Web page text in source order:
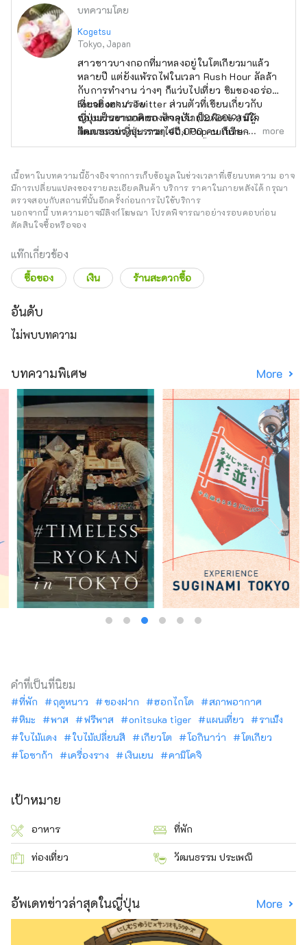
บทความโดย
Kogetsu
Tokyo, Japan
สาวชาวบางกอกที่มาหลงอยู่ในโตเกียวมาแล้ว
หลายปี แต่ยังแพ้รถไฟในเวลา Rush Hour ลัลล้า
กับการทำงาน ว่างๆ ก็แว่บไปเที่ยว ชิมของอร่อย
เที่ยวติ่งตามรอย
ชอบบรรยากาศของศาลเจ้าเป็นพิเศษ สนใจ
วัฒนธรรมญี่ปุ่น รวมไปถึง Pop culture~♥
เจอแมวเป็นไม่ได้ ต้องทักทายเหมียวๆ ใส่ประจำ
เรื่องอายุ ...) ชอบงานขีดๆ เขียนๆ เลยมาเป็น
บรรณาธิการเว็บไซต์
Facebook / Twitter ส่วนตัวที่เขียนเกี่ยวกับ
ญี่ปุ่นเป็นงานอดิเรก ปัจจุบัน (12/2019) มีผู้
ติดตามอย่างละราวๆ 40,000 คน ก็เรียกว่าเป็น
บล๊อกเกอร์ตัวจ้อยๆ ได้ ... ล่ะมั้ง?
more
เนื้อหาในบทความนี้อ้างอิงจากการเก็บข้อมูลในช่วงเวลาที่เขียนบทความ อาจ
มีการเปลี่ยนแปลงของรายละเอียดสินค้า บริการ ราคาในภายหลังได้ กรุณา
ตรวจสอบกับสถานที่นั้นอีกครั้งก่อนการไปใช้บริการ
นอกจากนี้ บทความอาจมีลิงก์โฆษณา โปรดพิจารณาอย่างรอบคอบก่อน
ตัดสินใจซื้อหรือจอง
แท๊กเกี่ยวข้อง
ซื้อของ เงิน ร้านสะดวกซื้อ
อันดับ
ไม่พบบทความ
บทความพิเศษ More
คำที่เป็นที่นิยม
ที่พัก ฤดูหนาว ของฝาก ฮอกไกโด
สภาพอากาศ
หิมะ
พาส ฟรีพาส onitsuka tiger แผนเที่ยว
ราเม็ง
ใบไม้แดง
ใบไม้เปลี่ยนสี เกียวโต โอกินาว่า
โตเกียว
โอซาก้า
เครื่องราง เงินเยน คามิโคจิ
เป้าหมาย
อาหาร ที่พัก
ท่องเที่ยว วัฒนธรรม ประเพณี
อัพเดทข่าวล่าสุดในญี่ปุ่น More